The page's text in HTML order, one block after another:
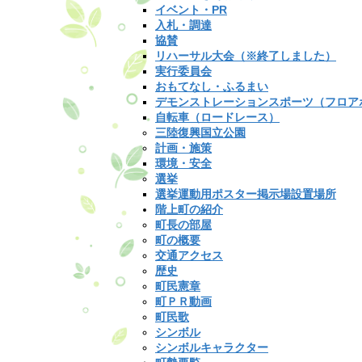
イベント・PR
入札・調達
協賛
リハーサル大会（※終了しました）
実行委員会
おもてなし・ふるまい
デモンストレーションスポーツ（フロア
自転車（ロードレース）
三陸復興国立公園
計画・施策
環境・安全
選挙
選挙運動用ポスター掲示場設置場所
階上町の紹介
町長の部屋
町の概要
交通アクセス
歴史
町民憲章
町ＰＲ動画
町民歌
シンボル
シンボルキャラクター